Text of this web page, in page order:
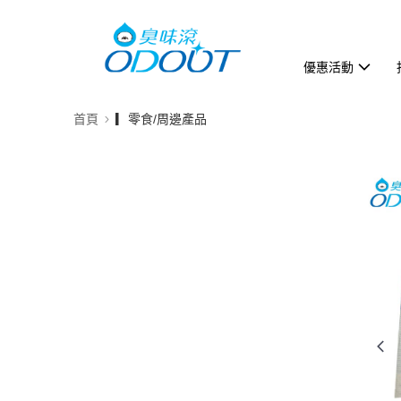
優惠活動
首頁 ▎零食/周邊產品